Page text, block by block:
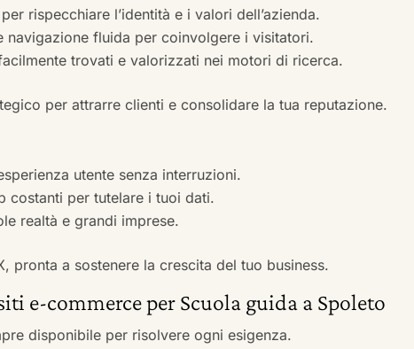
rispecchiare l’identità e i valori dell’azienda.
navigazione fluida per coinvolgere i visitatori.
trovati e valorizzati nei motori di ricerca.
per attrarre clienti e consolidare la tua reputazione.
utente senza interruzioni.
costanti per tutelare i tuoi dati.
realtà e grandi imprese.
pronta a sostenere la crescita del tuo business.
e-commerce per Scuola guida a Spoleto
disponibile per risolvere ogni esigenza.